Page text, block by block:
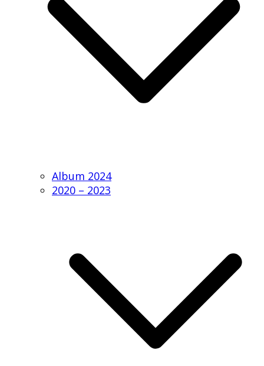
Album 2024
2020 – 2023